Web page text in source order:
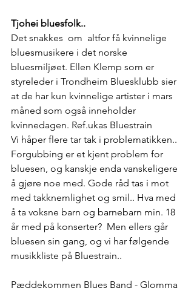
Tjohei bluesfolk..
Det snakkes  om  altfor få kvinnelige
bluesmusikere i det norske
bluesmiljøet. Ellen Klemp som er
styreleder i Trondheim Bluesklubb sier
at de har kun kvinnelige artister i mars
måned som også inneholder
kvinnedagen. Ref.ukas Bluestrain
Vi håper flere tar tak i problematikken..
Forgubbing er et kjent problem for
bluesen, og kanskje enda vanskeligere
å gjøre noe med. Gode råd tas i mot
med takknemlighet og smil.. Hva med
å ta voksne barn og barnebarn min. 18
år med på konserter?  Men ellers går
bluesen sin gang, og vi har følgende
musikkliste på Bluestrain..
Pæddekommen Blues Band - Glomma